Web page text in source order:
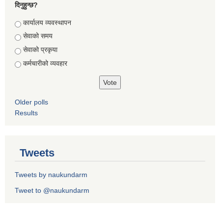
दिनुहुन्छ?
Choices
कार्यालय व्यवस्थापन
सेवाको समय
सेवाको प्रकृया
कर्मचारीको व्यवहार
Older polls
Results
Tweets
Tweets by naukundarm
Tweet to @naukundarm